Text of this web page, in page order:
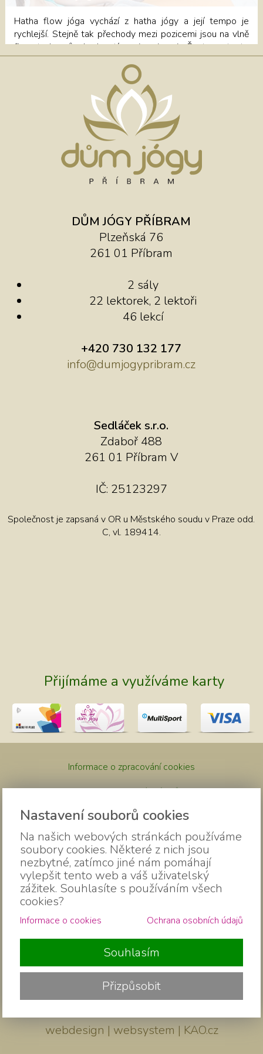
osvojí základy zdravého cvičení. S sebou: pohodlné
oblečení a z hygienických důvodů ponožky!!! Cviky jsou
velmi jednoduché a zvládne je opravdu každý, ať už je mu
5 či 100 let :) Těším se na vás Lucka Rezervujte si své
místo v "Rozvrhu lekcí" nebo v recepci Domu jógy na
telefonním čísle 730 132 177. Platbu lze provést on-
line při rezervaci nebo klasickým bankovním převodem
(podklady obdržíte po rezervaci). Částka je splatná do 4
dnů od obdržení podkladu pro platbu. V případě, že
nebude tato platba uhrazena ve lhůtě 4 dnů po obdržení
podkladu pro platbu, bude vaše rezervace zrušena. Dále
je možné kurz uhradit hotově nebo platební kartou v
recepci Domu jógy Příbram.
Hatha flow jóga vychází z hatha jógy a její tempo je
rychlejší. Stejně tak přechody mezi pozicemi jsou na vlně
flow, tedy způsob plynutí mezi pozicemi. Často se tento
typ lekce skládá ze základní sestavy pozdravů slunce s
různými variacemi. Lekce se hodí pro ty, jenž
hledají otevření, energetizaci, protažení, sebevědomí.
Rezervujte si své místo v "Rozvrhu lekcí" nebo v recepci
Domu jógy na telefonním čísle 730 132 177.
DŮM JÓGY PŘÍBRAM
Plzeňská 76
261 01 Příbram
2 sály
22 lektorek, 2 lektoři
46 lekcí
+420 730 132 177
info@dumjogypribram.cz
Sedláček s.r.o.
Zdaboř 488
261 01 Příbram V
IČ: 25123297
Společnost je zapsaná v OR u Městského soudu v Praze odd.
C, vl. 189414.
Přijímáme a využíváme karty
Informace o zpracování cookies
Ochrana osobních údajů
Všeobecné obchodní podmínky
Nastavení souborů cookies
Na našich webových stránkách používáme
soubory cookies. Některé z nich jsou
nezbytné, zatímco jiné nám pomáhají
vylepšit tento web a váš uživatelský
zážitek. Souhlasíte s používáním všech
cookies?
Informace o cookies Ochrana osobních údajů
Souhlasím
Přizpůsobit
2018 ....... 2026 ©dumjogypribram.cz
webdesign | websystem | KAO.cz